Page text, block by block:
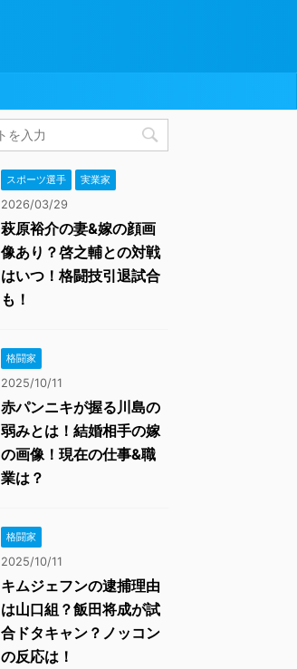
スポーツ選手 実業家
2026/03/29
萩原裕介の妻&嫁の顔画
像あり？啓之輔との対戦
はいつ！格闘技引退試合
も！
格闘家
2025/10/11
赤パンニキが握る川島の
弱みとは！結婚相手の嫁
の画像！現在の仕事&職
業は？
格闘家
2025/10/11
キムジェフンの逮捕理由
は山口組？飯田将成が試
合ドタキャン？ノッコン
の反応は！